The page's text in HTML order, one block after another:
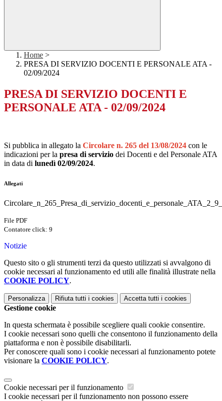
Home >
PRESA DI SERVIZIO DOCENTI E PERSONALE ATA -
02/09/2024
PRESA DI SERVIZIO DOCENTI E
PERSONALE ATA - 02/09/2024
Si pubblica in allegato la Circolare n. 265 del 13/08/2024 con le
indicazioni per la presa di servizio dei Docenti e del Personale ATA
in data di lunedì 02/09/2024.
Allegati
File PDF
Contatore click: 9
Notizie
Questo sito o gli strumenti terzi da questo utilizzati si avvalgono di
cookie necessari al funzionamento ed utili alle finalità illustrate nella
COOKIE POLICY.
Personalizza Rifiuta tutti i cookies Accetta tutti i cookies
Gestione cookie
In questa schermata è possibile scegliere quali cookie consentire.
I cookie necessari sono quelli che consentono il funzionamento della
piattaforma e non è possibile disabilitarli.
Per conoscere quali sono i cookie necessari al funzionamento potete
visionare la COOKIE POLICY.
Cookie necessari per il funzionamento
I cookie necessari per il funzionamento non possono essere